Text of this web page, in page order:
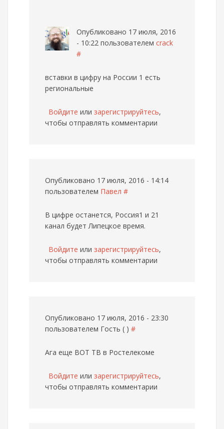
Опубликовано 17 июля, 2016
- 10:22 пользователем crack
#
вставки в цифру на России 1 есть
региональные
Войдите или зарегистрируйтесь,
чтобы отправлять комментарии
Опубликовано 17 июля, 2016 - 14:14
пользователем Павел #
В цифре останется, Россия1 и 21
канал будет Липецкое время.
Войдите или зарегистрируйтесь,
чтобы отправлять комментарии
Опубликовано 17 июля, 2016 - 23:30
пользователем Гость ( ) #
Ага еще ВОТ ТВ в Ростелекоме
Войдите или зарегистрируйтесь,
чтобы отправлять комментарии